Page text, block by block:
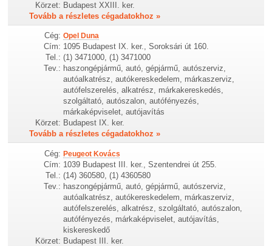
Körzet: Budapest XXIII. ker.
Tovább a részletes cégadatokhoz »
Cég: Opel Duna
Cím: 1095 Budapest IX. ker., Soroksári út 160.
Tel.: (1) 3471000, (1) 3471000
Tev.: haszongépjármű, autó, gépjármű, autószerviz,
autóalkatrész, autókereskedelem, márkaszerviz,
autófelszerelés, alkatrész, márkakereskedés,
szolgáltató, autószalon, autófényezés,
márkaképviselet, autójavítás
Körzet: Budapest IX. ker.
Tovább a részletes cégadatokhoz »
Cég: Peugeot Kovács
Cím: 1039 Budapest III. ker., Szentendrei út 255.
Tel.: (14) 360580, (1) 4360580
Tev.: haszongépjármű, autó, gépjármű, autószerviz,
autóalkatrész, autókereskedelem, márkaszerviz,
autófelszerelés, alkatrész, szolgáltató, autószalon,
autófényezés, márkaképviselet, autójavítás,
kiskereskedő
Körzet: Budapest III. ker.